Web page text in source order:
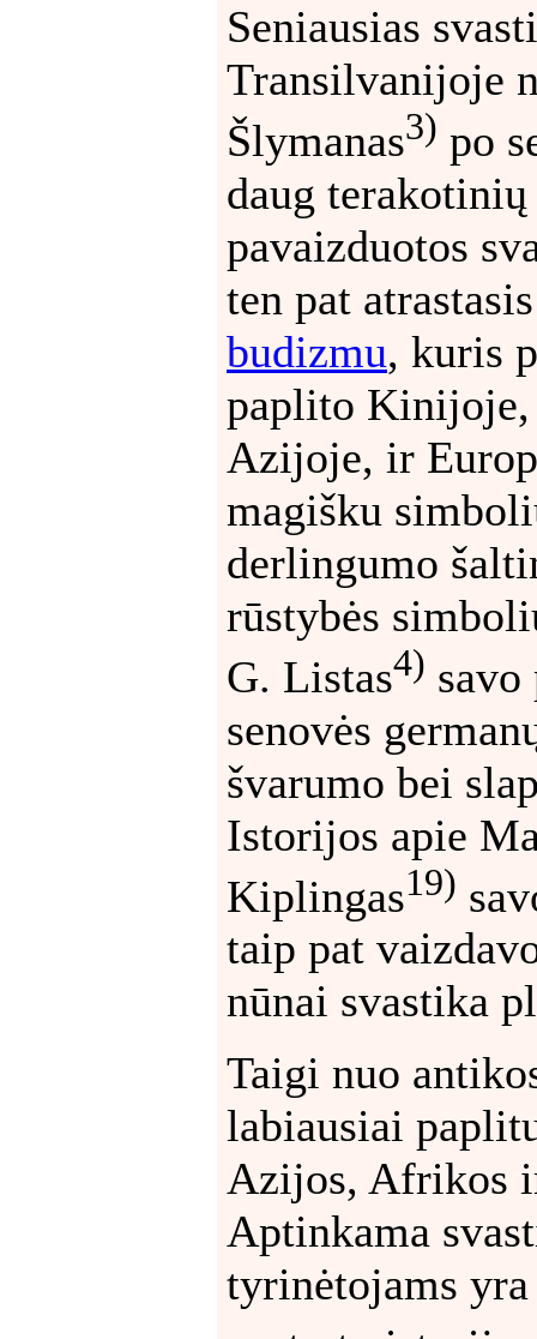
Seniausias
Transilvanijoje
Šlymanas3) po
daug
pavaizduotos
ten pat
budizmu, kuris
paplito Kinijoje,
Azijoje, ir
magišku
derlingumo
rūstybės
G. Listas4) savo
senovės
švarumo bei
Istorijos apie
Kiplingas19)
taip pat
nūnai svastika
Taigi nuo
labiausiai
Azijos, Afrikos
Aptinkama
tyrinėtojams